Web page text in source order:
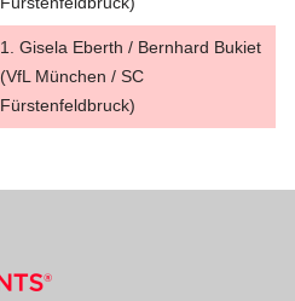
1. Gisela Eberth / Bernhard Bukiet
(VfL München / SC
Fürstenfeldbruck)